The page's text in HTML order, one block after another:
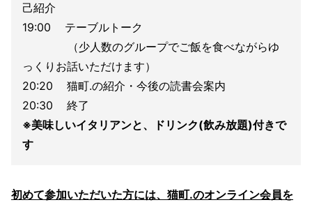
己紹介
19:00 テーブルトーク
（少人数のグループでご飯を食べながらゆ
っくりお話いただけます）
20:20 猫町.の紹介・今後の読書会案内
20:30 終了
※美味しいイタリアンと、ドリンク(飲み放題)付きで
す
初めて参加いただいた方には、猫町.のオンライン会員を